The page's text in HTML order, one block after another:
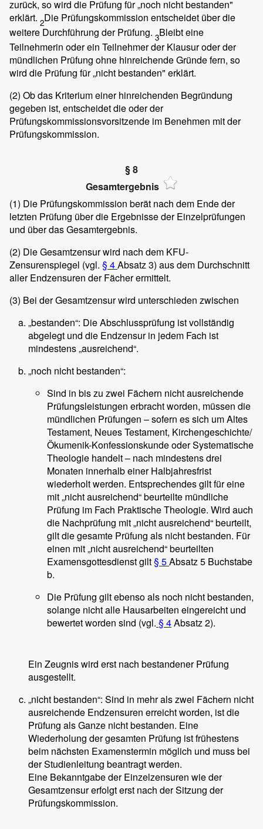
zurück, so wird die Prüfung für „noch nicht bestanden"
erklärt. 2Die Prüfungskommission entscheidet über die
weitere Durchführung der Prüfung. 3Bleibt eine
Teilnehmerin oder ein Teilnehmer der Klausur oder der
mündlichen Prüfung ohne hinreichende Gründe fern, so
wird die Prüfung für „nicht bestanden" erklärt.
(2) Ob das Kriterium einer hinreichenden Begründung
gegeben ist, entscheidet die oder der
Prüfungskommissionsvorsitzende im Benehmen mit der
Prüfungskommission.
§ 8
Gesamtergebnis
(1) Die Prüfungskommission berät nach dem Ende der
letzten Prüfung über die Ergebnisse der Einzelprüfungen
und über das Gesamtergebnis.
(2) Die Gesamtzensur wird nach dem KFU-
Zensurenspiegel (vgl. § 4Absatz 3) aus dem Durchschnitt
aller Endzensuren der Fächer ermittelt.
(3) Bei der Gesamtzensur wird unterschieden zwischen
„bestanden“: Die Abschlussprüfung ist vollständig
abgelegt und die Endzensur in jedem Fach ist
mindestens „ausreichend“.
„noch nicht bestanden“:
Sind in bis zu zwei Fächern nicht ausreichende
Prüfungsleistungen erbracht worden, müssen die
mündlichen Prüfungen – sofern es sich um Altes
Testament, Neues Testament, Kirchengeschichte/
Ökumenik-Konfessionskunde oder Systematische
Theologie handelt – nach mindestens drei
Monaten innerhalb einer Halbjahresfrist
wiederholt werden. Entsprechendes gilt für eine
mit „nicht ausreichend“ beurteilte mündliche
Prüfung im Fach Praktische Theologie. Wird auch
die Nachprüfung mit „nicht ausreichend“ beurteilt,
gilt die gesamte Prüfung als nicht bestanden. Für
einen mit „nicht ausreichend“ beurteilten
Examensgottesdienst gilt§ 5Absatz 5 Buchstabe
b.
Die Prüfung gilt ebenso als noch nicht bestanden,
solange nicht alle Hausarbeiten eingereicht und
bewertet worden sind (vgl. § 4Absatz 2).
Ein Zeugnis wird erst nach bestandener Prüfung
ausgestellt.
„nicht bestanden“: Sind in mehr als zwei Fächern nicht
ausreichende Endzensuren erreicht worden, ist die
Prüfung als Ganze nicht bestanden. Eine
Wiederholung der gesamten Prüfung ist frühestens
beim nächsten Examenstermin möglich und muss bei
der Studienleitung beantragt werden.
Eine Bekanntgabe der Einzelzensuren wie der
Gesamtzensur erfolgt erst nach der Sitzung der
Prüfungskommission.